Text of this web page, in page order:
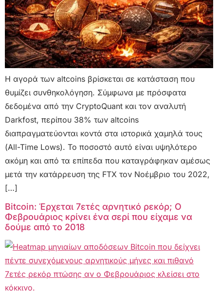
Η αγορά των altcoins βρίσκεται σε κατάσταση που
θυμίζει συνθηκολόγηση. Σύμφωνα με πρόσφατα
δεδομένα από την CryptoQuant και τον αναλυτή
Darkfost, περίπου 38% των altcoins
διαπραγματεύονται κοντά στα ιστορικά χαμηλά τους
(All-Time Lows). Το ποσοστό αυτό είναι υψηλότερο
ακόμη και από τα επίπεδα που καταγράφηκαν αμέσως
μετά την κατάρρευση της FTX τον Νοέμβριο του 2022,
[…]
Bitcoin: Έρχεται 7ετές αρνητικό ρεκόρ; Ο
Φεβρουάριος κρίνει ένα σερί που είχαμε να
δούμε από το 2018